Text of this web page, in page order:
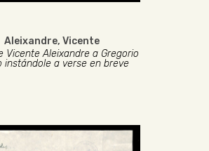
Aleixandre, Vicente
Vicente Aleixandre a Gregorio
instándole a verse en breve